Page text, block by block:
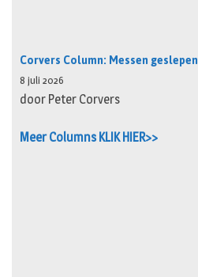
Corvers Column: Messen geslepen
8 juli 2026
door Peter Corvers
Meer Columns KLIK HIER>>